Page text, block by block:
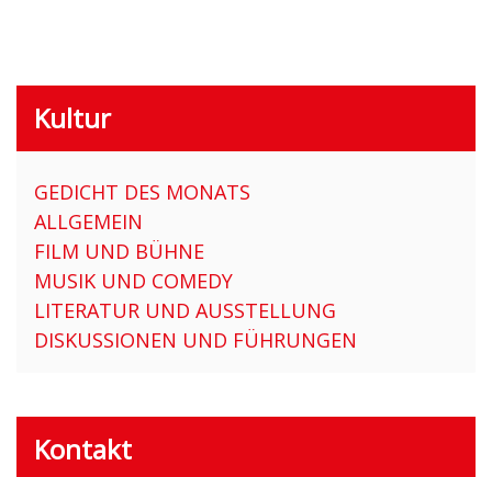
Kultur
GEDICHT DES MONATS
ALLGEMEIN
FILM UND BÜHNE
MUSIK UND COMEDY
LITERATUR UND AUSSTELLUNG
DISKUSSIONEN UND FÜHRUNGEN
Kontakt